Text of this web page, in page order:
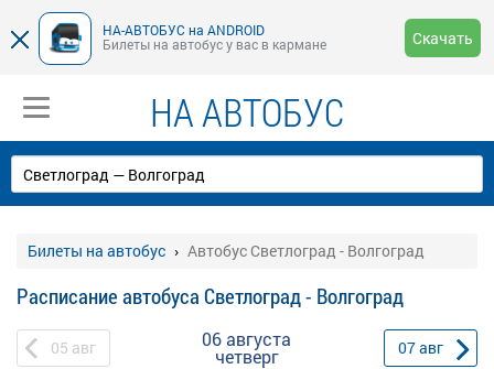
НА-АВТОБУС на ANDROID
Билеты на автобус у вас в кармане
Скачать
НА АВТОБУС
Билеты на автобус Автобус Светлоград - Волгоград
Расписание автобуса Светлоград - Волгоград
05 авг 06 августа
четверг 07авг